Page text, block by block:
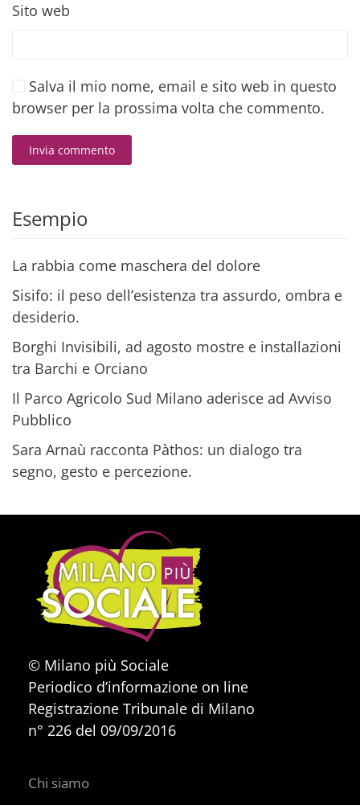
Sito web
Salva il mio nome, email e sito web in questo
browser per la prossima volta che commento.
Invia commento
Esempio
La rabbia come maschera del dolore
Sisifo: il peso dell’esistenza tra assurdo, ombra e
desiderio.
Borghi Invisibili, ad agosto mostre e installazioni
tra Barchi e Orciano
Il Parco Agricolo Sud Milano aderisce ad Avviso
Pubblico
Sara Arnaù racconta Pàthos: un dialogo tra
segno, gesto e percezione.
© Milano più Sociale
Periodico d’informazione on line
Registrazione Tribunale di Milano
n° 226 del 09/09/2016
Chi siamo